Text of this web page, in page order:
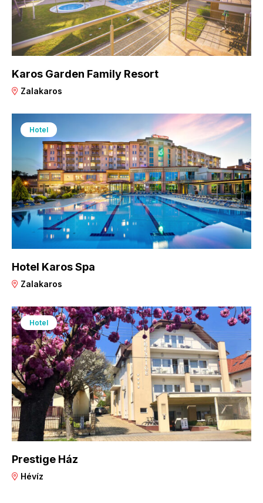
Karos Garden Family Resort
Zalakaros
Hotel
Hotel Karos Spa
Zalakaros
Hotel
Prestige Ház
Hévíz